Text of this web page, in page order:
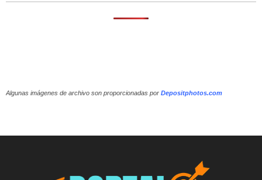
Algunas imágenes de archivo son proporcionadas por Depositphotos.com